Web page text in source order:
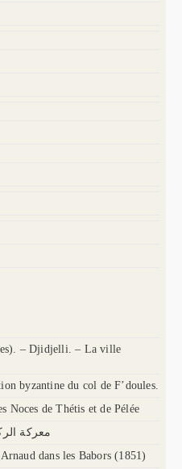
– Djidjelli. – La ville
byzantine du col de F’doules.
Noces de Thétis et de Pélée
(1851)
dans les Babors (1851)